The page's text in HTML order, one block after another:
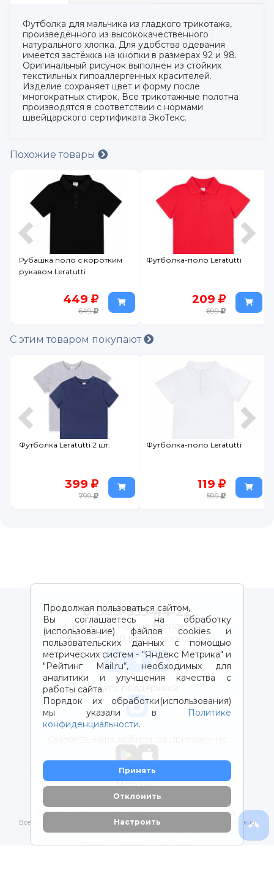
Футболка для мальчика из гладкого трикотажа,
произведённого из высококачественного
натурального хлопка. Для удобства одевания
имеется застёжка на кнопки в размерах 92 и 98.
Оригинальный рисунок выполнен из стойких
текстильных гипоаллергенных красителей.
Изделие сохраняет цвет и форму после
многократных стирок. Все трикотажные полотна
производятся в соответствии с нормами
швейцарского сертификата ЭкоТекс.
Похожие товары
Рубашка поло с коротким
рукавом Leratutti
449
649
Футболка-поло Leratutti
209
699
С этим товаром покупают
Футболка Leratutti 2 шт.
399
799
Футболка-поло Leratutti
119
599
Продолжая пользоваться сайтом,
Вы соглашаетесь на обработку
(использование) файлов cookies и
пользовательских данных с помощью
метрических систем - "Яндекс Метрика" и
"Рейтинг Mail.ru“, необходимых для
аналитики и улучшения качества с
работы сайта.
Порядок их обработки(использования)
мы указали в
Политике
конфиденциальности.
Принять
Отклонить
Настроить
8-800-333-44-22
Звонок по России бесплатный
с 9:00 до 21:00 (время московское)
Чат с поддержкой
Магазины
2012-2026 © ООО "ВОТОНЯ". Детские товары с доставкой
Все права защищены. Любое использование материалов возможно
только с письменного разрешения владельцев сайта.
Политика конфиденциальности